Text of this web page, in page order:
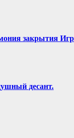
закрытия
десант.